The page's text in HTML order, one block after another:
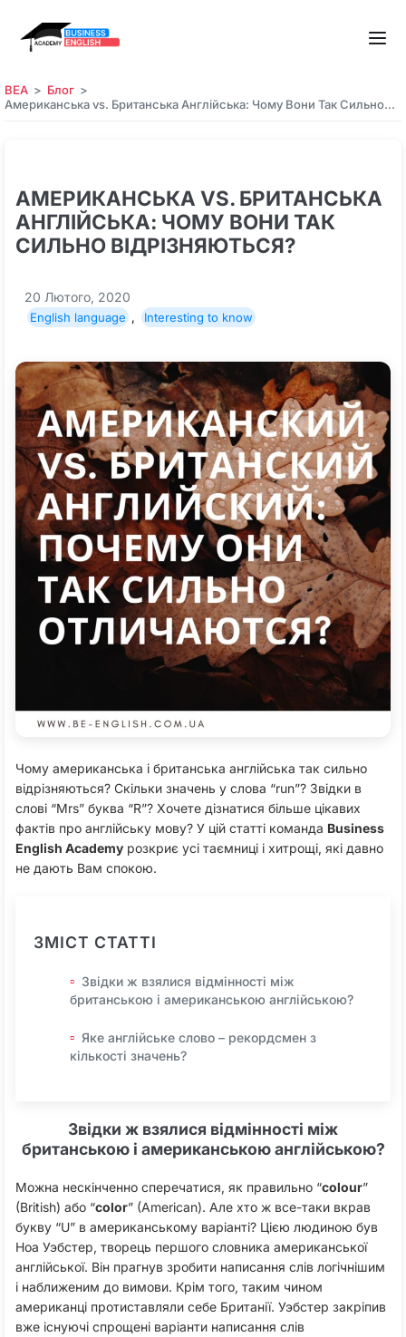
BEA
Блог
Американська vs. Британська Англійська: Чому Вони Так Сильно…
АМЕРИКАНСЬКА VS. БРИТАНСЬКА
АНГЛІЙСЬКА: ЧОМУ ВОНИ ТАК
СИЛЬНО ВІДРІЗНЯЮТЬСЯ?
20 Лютого, 2020
English language , Interesting to know
Чому американська і британська англійська так сильно
відрізняються? Скільки значень у слова “run”? Звідки в
слові “Mrs” буква “R”? Хочете дізнатися більше цікавих
фактів про англійську мову? У цій статті команда Business
English Academy розкриє усі таємниці і хитрощі, які давно
не дають Вам спокою.
ЗМІСТ СТАТТІ
Звідки ж взялися відмінності між
британською і американською англійською?
Яке англійське слово – рекордсмен з
кількості значень?
Звідки ж взялися відмінності між
британською і американською англійською?
Можна нескінченно сперечатися, як правильно “colour”
(British) або “color” (American). Але хто ж все-таки вкрав
букву “U” в американському варіанті? Цією людиною був
Ноа Уэбстер, творець першого словника американської
англійської. Він прагнув зробити написання слів логічнішим
і наближеним до вимови. Крім того, таким чином
американці протиставляли себе Британії. Уэбстер закріпив
вже існуючі спрощені варіанти написання слів